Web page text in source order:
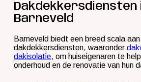
Dakdekkersdiensten
Barneveld
Barneveld biedt een breed scala aan
dakdekkersdiensten, waaronder
dakisolatie, om huiseigenaren te
onderhoud en de renovatie van hun